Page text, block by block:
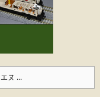
ヌ ...